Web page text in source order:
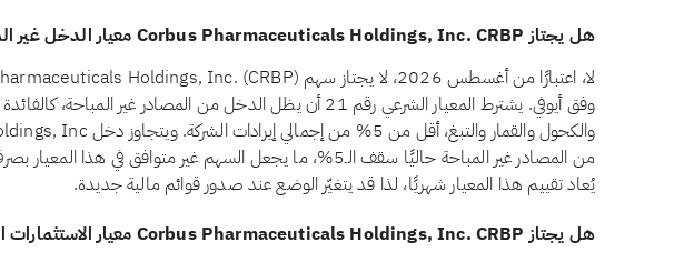
هل يجتاز Corbus Pharmaceuticals Holdings, Inc. CRBP معيار الدخل غير المباح وفق أيوفي؟
وفق أيوفي. يشترط المعيار الشرعي رقم 21 أن يظل الدخل من المصادر غير
من المصادر غير المباحة حاليًا سقف الـ5%، ما يجعل السهم غير متوافق في
يُعاد تقييم هذا المعيار شهريًا، لذا قد يتغيّر الوضع عند صدور قوائم مالية جديدة.
هل يجتاز Corbus Pharmaceuticals Holdings, Inc. CRBP معيار الاستثمارات المرتبطة بالفائدة وفق أيوفي؟